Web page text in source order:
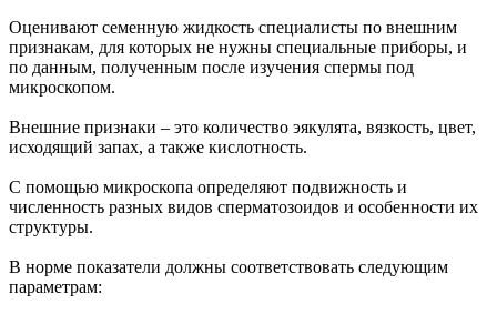
Оценивают семенную жидкость специалисты по внешним
признакам, для которых не нужны специальные приборы, и
по данным, полученным после изучения спермы под
микроскопом.
Внешние признаки – это количество эякулята, вязкость, цвет,
исходящий запах, а также кислотность.
С помощью микроскопа определяют подвижность и
численность разных видов сперматозоидов и особенности их
структуры.
В норме показатели должны соответствовать следующим
параметрам: